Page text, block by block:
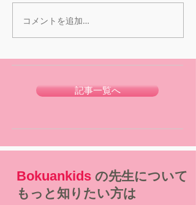
コメントを追加…
記事一覧へ
Bokuankids の先生について
もっと知りたい方は